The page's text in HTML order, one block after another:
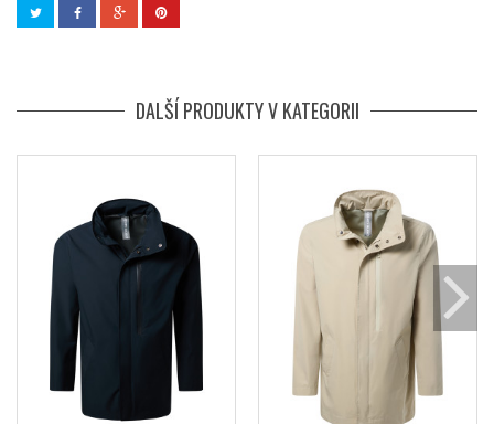
DALŠÍ PRODUKTY V KATEGORII